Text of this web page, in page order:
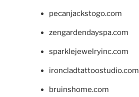
pecanjackstogo.com
zengardendayspa.com
sparklejewelryinc.com
ironcladtattoostudio.com
bruinshome.com